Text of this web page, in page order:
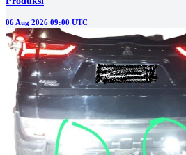
06 Aug 2026 09:00 UTC